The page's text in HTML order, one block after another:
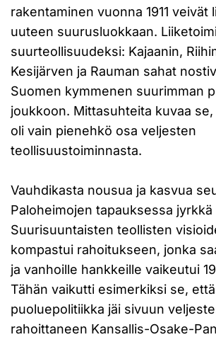
rakentaminen vuonna 1911 veivät
uuteen suurusluokkaan.
suurteollisuudeksi: Kajaanin,
Kesijärven ja Rauman sahat
Suomen kymmenen suurimman
joukkoon. Mittasuhteita kuvaa
oli vain pienehkö osa veljesten
teollisuustoiminnasta.
Vauhdikasta nousua ja kasvua
Paloheimojen tapauksessa
Suurisuuntaisten teollisten
kompastui rahoitukseen, jonka
ja vanhoille hankkeille vaikeutui
Tähän vaikutti esimerkiksi se,
puoluepolitiikka jäi sivuun
rahoittaneen Kansallis-Osake-